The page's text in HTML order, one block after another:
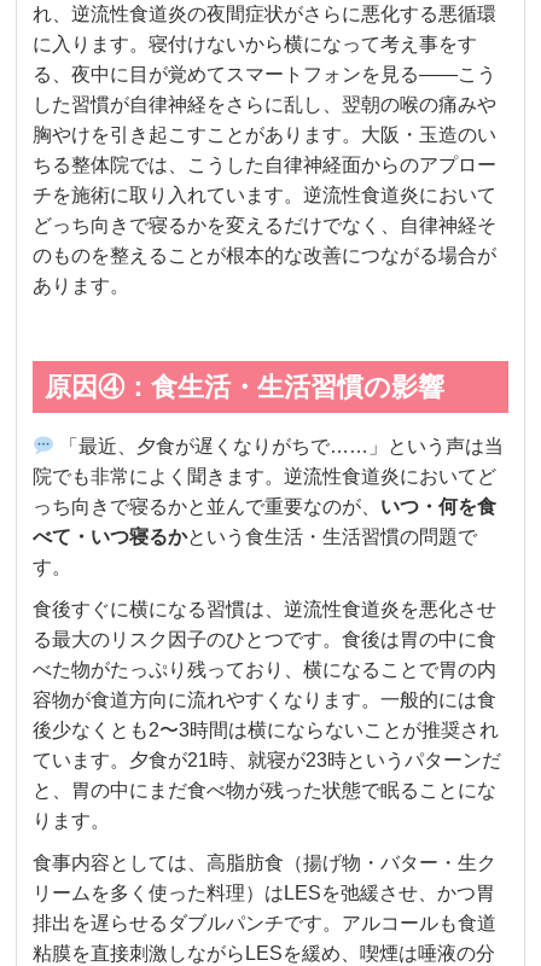
れ、逆流性食道炎の夜間症状がさらに悪化する悪循環
に入ります。寝付けないから横になって考え事をす
る、夜中に目が覚めてスマートフォンを見る——こう
した習慣が自律神経をさらに乱し、翌朝の喉の痛みや
胸やけを引き起こすことがあります。大阪・玉造のい
ちる整体院では、こうした自律神経面からのアプロー
チを施術に取り入れています。逆流性食道炎において
どっち向きで寝るかを変えるだけでなく、自律神経そ
のものを整えることが根本的な改善につながる場合が
あります。
原因④：食生活・生活習慣の影響
「最近、夕食が遅くなりがちで……」という声は当
院でも非常によく聞きます。逆流性食道炎においてど
っち向きで寝るかと並んで重要なのが、 いつ・何を食
べて・いつ寝るかという食生活・生活習慣の問題で
す。
食後すぐに横になる習慣は、逆流性食道炎を悪化させ
る最大のリスク因子のひとつです。食後は胃の中に食
べた物がたっぷり残っており、横になることで胃の内
容物が食道方向に流れやすくなります。一般的には食
後少なくとも2〜3時間は横にならないことが推奨され
ています。夕食が21時、就寝が23時というパターンだ
と、胃の中にまだ食べ物が残った状態で眠ることにな
ります。
食事内容としては、高脂肪食（揚げ物・バター・生ク
リームを多く使った料理）はLESを弛緩させ、かつ胃
排出を遅らせるダブルパンチです。アルコールも食道
粘膜を直接刺激しながらLESを緩め、喫煙は唾液の分